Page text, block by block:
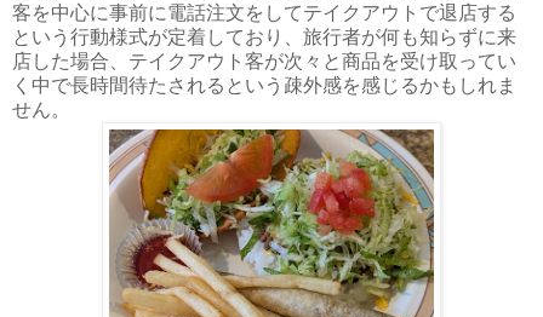
客を中心に事前に電話注文をしてテイクアウトで退店する
という行動様式が定着しており、旅行者が何も知らずに来
店した場合、テイクアウト客が次々と商品を受け取ってい
く中で長時間待たされるという疎外感を感じるかもしれま
せん。